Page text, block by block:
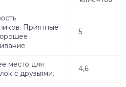
Приятные
5
место для
с друзьями.
4,6